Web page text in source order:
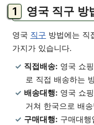
영국 직구 방
영국 직구 방법에는 직
가지가 있습니다.
직접배송: 영국 쇼
로 직접 배송하는
배송대행: 영국 쇼
거쳐 한국으로 배
구매대행: 구매대